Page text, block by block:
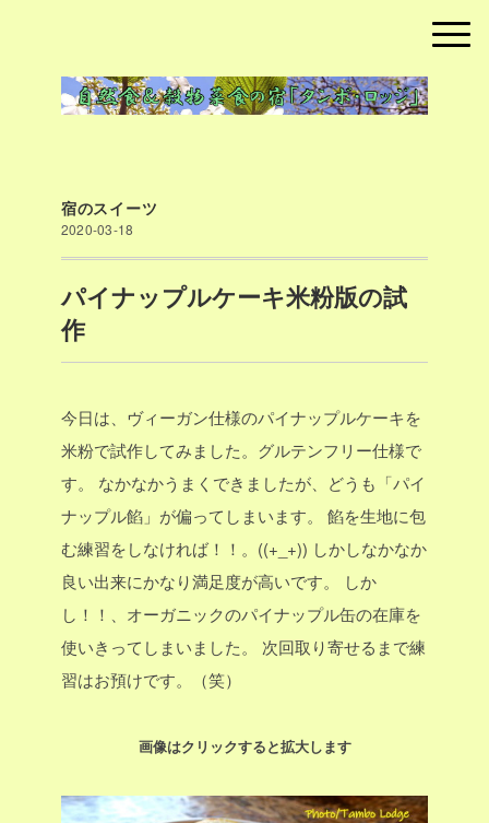
宿のスイーツ
2020-03-18
パイナップルケーキ米粉版の試
作
今日は、ヴィーガン仕様のパイナップルケーキを
米粉で試作してみました。グルテンフリー仕様で
す。
なかなかうまくできましたが、どうも「パイ
ナップル餡」が偏ってしまいます。
餡を生地に包
む練習をしなければ！！。((+_+)) しかしなかなか
良い出来にかなり満足度が高いです。
しか
し！！、オーガニックのパイナップル缶の在庫を
使いきってしまいました。
次回取り寄せるまで練
習はお預けです。（笑）
画像はクリックすると拡大します